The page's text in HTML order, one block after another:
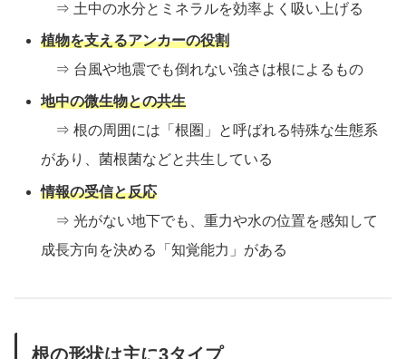
⇒ 土中の水分とミネラルを効率よく吸い上げる
植物を支えるアンカーの役割
⇒ 台風や地震でも倒れない強さは根によるもの
地中の微生物との共生
⇒ 根の周囲には「根圏」と呼ばれる特殊な生態系
があり、菌根菌などと共生している
情報の受信と反応
⇒ 光がない地下でも、重力や水の位置を感知して
成長方向を決める「知覚能力」がある
根の形状は主に3タイプ